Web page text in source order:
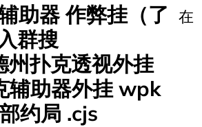
助器 作弊挂（了
群搜
扑克透视外挂
辅助器外挂 wpk
约局 .cjs
在